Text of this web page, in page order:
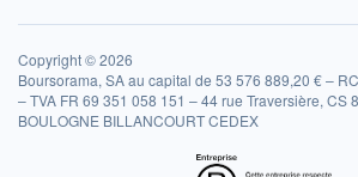
Copyright © 2026
Boursorama, SA au capital de 53 576 889,20 € –
– TVA FR 69 351 058 151 – 44 rue Traversière, CS
BOULOGNE BILLANCOURT CEDEX